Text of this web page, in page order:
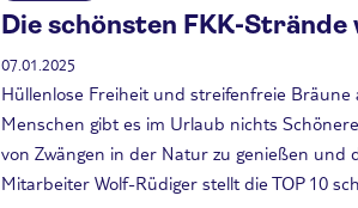
Die schönsten FKK-Strände
07.01.2025
Hüllenlose Freiheit und streifenfreie
Menschen gibt es im Urlaub nichts
von Zwängen in der Natur zu genießen und
Mitarbeiter Wolf-Rüdiger stellt die TOP 10